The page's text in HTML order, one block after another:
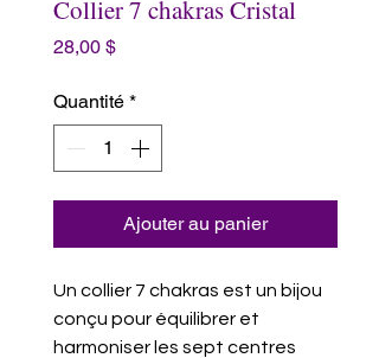
Collier 7 chakras Cristal
28,00 $Prix
Quantité *
Ajouter au panier
Un collier 7 chakras est un bijou
conçu pour équilibrer et
harmoniser les sept centres